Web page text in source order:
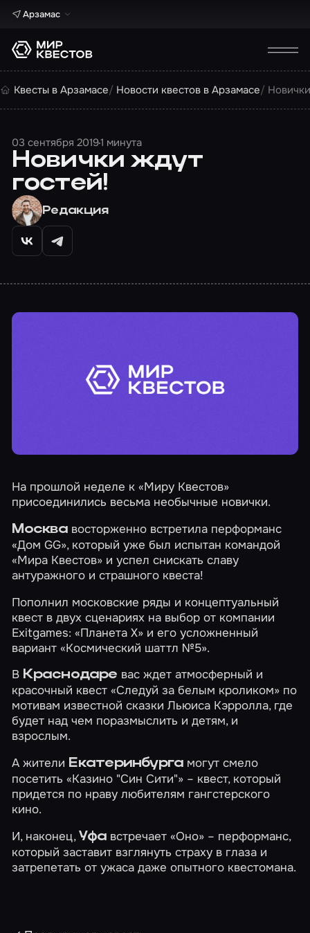
Арзамас
Квесты в Арзамасе Новости квестов в Арзамасе
03 сентября 20191 минута
Новички ждут
гостей!
Редакция
На прошлой неделе к «Миру Квестов»
присоединились весьма необычные новички.
Москвавосторженно встретила перформанс
«Дом GG», который уже был испытан командой
«Мира Квестов» и успел снискать славу
антуражного и страшного квеста!
Пополнил московские ряды и концептуальный
квест в двух сценариях на выбор от компании
Exitgames:«Планета Х» и его усложненный
вариант«Космический шаттл №5».
В Краснодаре вас ждет атмосферный и
красочный квест«Следуй за белым кроликом» по
мотивам известной сказки Льюиса Кэрролла, где
будет над чем поразмыслить и детям, и
взрослым.
А жители Екатеринбурга могут смело
посетить«Казино "Син Сити"» – квест, который
придется по нраву любителям гангстерского
кино.
И, наконец,Уфа встречает«Оно» – перформанс,
который заставит взглянуть страху в глаза и
затрепетать от ужаса даже опытного квестомана.